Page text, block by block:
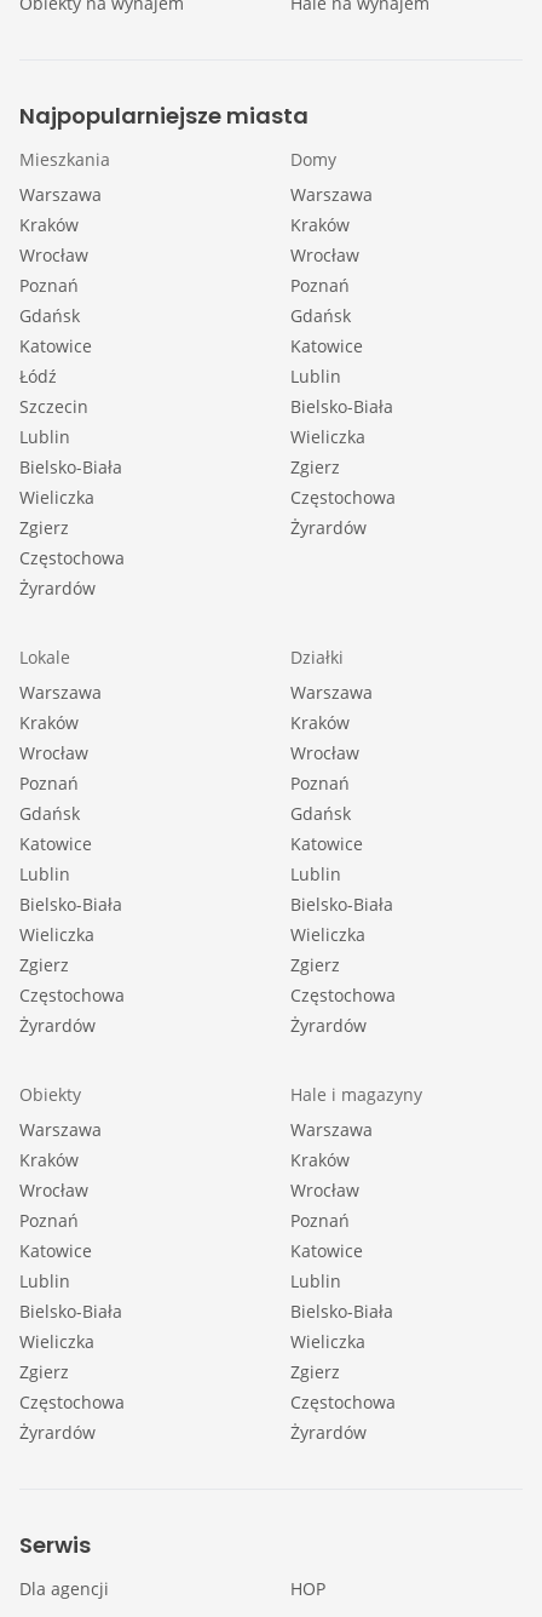
Najpopularniejsze miasta
Mieszkania
Warszawa
Kraków
Wrocław
Poznań
Gdańsk
Katowice
Łódź
Szczecin
Lublin
Bielsko-Biała
Wieliczka
Zgierz
Częstochowa
Żyrardów
Domy
Warszawa
Kraków
Wrocław
Poznań
Gdańsk
Katowice
Lublin
Bielsko-Biała
Wieliczka
Zgierz
Częstochowa
Żyrardów
Lokale
Warszawa
Kraków
Wrocław
Poznań
Gdańsk
Katowice
Lublin
Bielsko-Biała
Wieliczka
Zgierz
Częstochowa
Żyrardów
Działki
Warszawa
Kraków
Wrocław
Poznań
Gdańsk
Katowice
Lublin
Bielsko-Biała
Wieliczka
Zgierz
Częstochowa
Żyrardów
Obiekty
Warszawa
Kraków
Wrocław
Poznań
Katowice
Lublin
Bielsko-Biała
Wieliczka
Zgierz
Częstochowa
Żyrardów
Hale i magazyny
Warszawa
Kraków
Wrocław
Poznań
Katowice
Lublin
Bielsko-Biała
Wieliczka
Zgierz
Częstochowa
Żyrardów
Serwis
Dla agencji HOP